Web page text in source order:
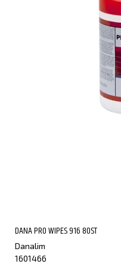
DANA PRO WIPES 916 80ST
Danalim
1601466